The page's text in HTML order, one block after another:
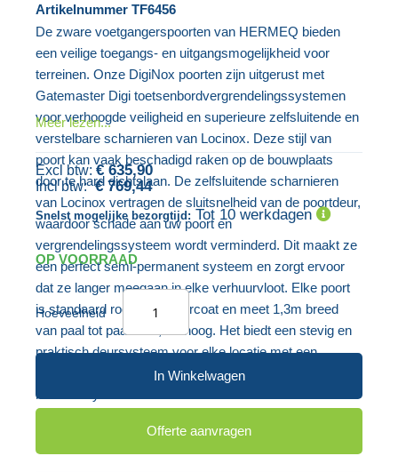
einde
van
de
afbeeldingen-
naar
het
begin
afbeeldingen-
gallerij
Artikelnummer TF6456
De zware voetgangerspoorten van HERMEQ bieden
een veilige toegangs- en uitgangsmogelijkheid voor
terreinen. Onze DigiNox poorten zijn uitgerust met
Gatemaster Digi toetsenbordvergrendelingssystemen
voor verhoogde veiligheid en superieure zelfsluitende en
verstelbare scharnieren van Locinox. Deze stijl van
poort kan vaak beschadigd raken op de bouwplaats
door te hard dichtslaan. De zelfsluitende scharnieren
van Locinox vertragen de sluitsnelheid van de poortdeur,
waardoor schade aan uw poort en
vergrendelingssysteem wordt verminderd. Dit maakt ze
een perfect semi-permanent systeem en zorgt ervoor
dat ze langer meegaan in elke verhuurvloot. Elke poort
is standaard rood gepoedercoat en meet 1,3m breed
van paal tot paal en 2,1m hoog. Het biedt een stevig en
praktisch deursysteem voor elke locatie met een
gewicht van 88,89kg en kan worden gebruikt naast
hekwerksystemen.
Meer lezen...
€ 635,90
€ 769,44
Snelst mogelijke bezorgtijd: Tot 10 werkdagen
OP VOORRAAD
Hoeveelheid
In Winkelwagen
Offerte aanvragen